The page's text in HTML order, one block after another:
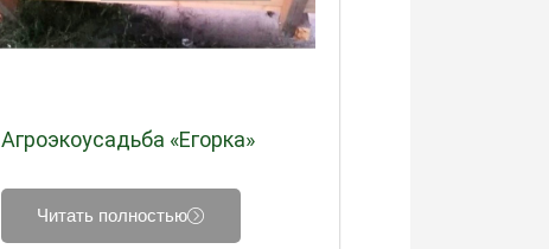
Агроэкоусадьба «Егорка»
Читать полностью